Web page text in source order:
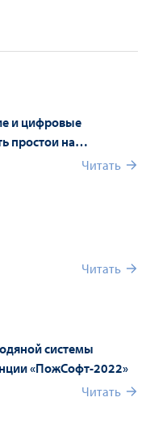
и цифровые
простои на
процессовЧитать
Читать
системы
«ПожСофт-2022»
Читать